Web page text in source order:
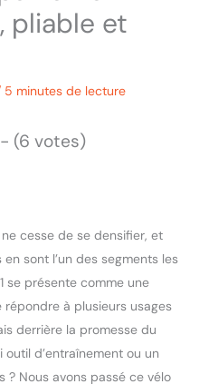
pliable et
5 minutes de lecture
(6 votes)
cesse de se densifier, et
sont l’un des segments les
se présente comme une
à plusieurs usages
derrière la promesse du
d’entraînement ou un
Nous avons passé ce vélo